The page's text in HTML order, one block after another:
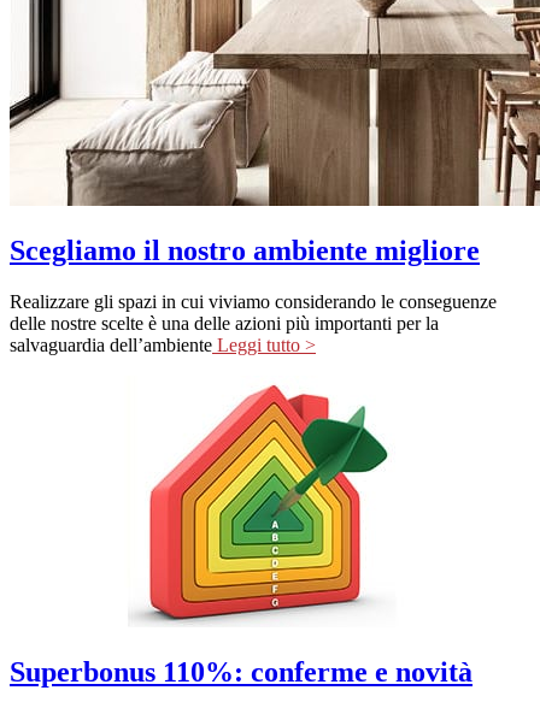
Scegliamo il nostro ambiente migliore
Realizzare gli spazi in cui viviamo considerando le conseguenze
delle nostre scelte è una delle azioni più importanti per la
salvaguardia dell’ambiente Leggi tutto >
Superbonus 110%: conferme e novità